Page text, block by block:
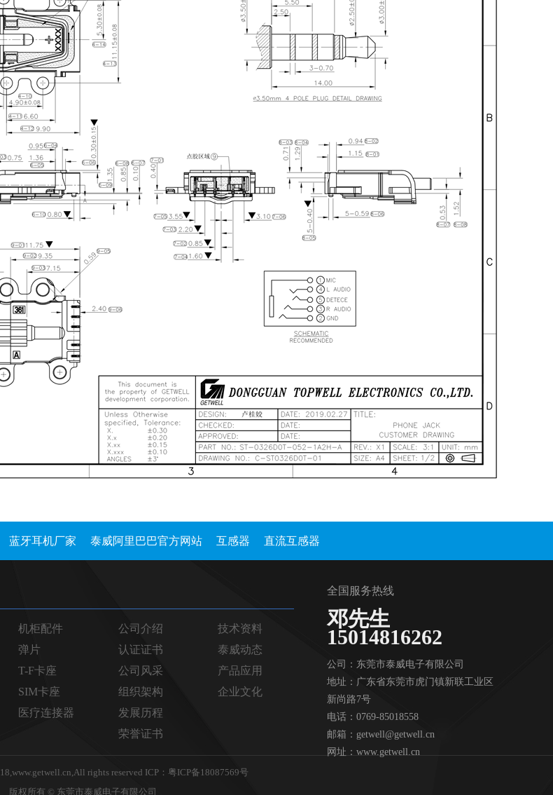
蓝牙耳机厂家 泰威阿里巴巴官方网站 互感器 直流互感器
机柜配件
弹片
T-F卡座
SIM卡座
医疗连接器
公司介绍
认证证书
公司风采
组织架构
发展历程
荣誉证书
技术资料
泰威动态
产品应用
企业文化
全国服务热线
邓先生
15014816262
公司：东莞市泰威电子有限公司
地址：广东省东莞市虎门镇新联工业区
新尚路7号
电话：0769-85018558
邮箱：getwell@getwell.cn
网址：www.getwell.cn
rights reserved ICP：粤ICP备18087569号
版权所有 © 东莞市泰威电子有限公司